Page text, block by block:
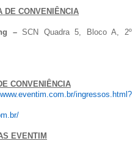
DE CONVENIÊNCIA
–SCN Quadra 5, Bloco A, 2º
CONVENIÊNCIA
ingressos.html?
EVENTIM